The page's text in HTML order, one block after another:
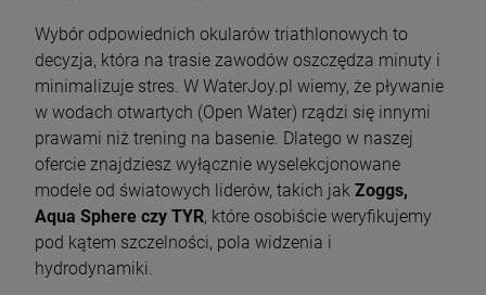
Wybór odpowiednich okularów triathlonowych to
decyzja, która na trasie zawodów oszczędza minuty i
minimalizuje stres. W WaterJoy.pl wiemy, że pływanie
w wodach otwartych (Open Water) rządzi się innymi
prawami niż trening na basenie. Dlatego w naszej
ofercie znajdziesz wyłącznie wyselekcjonowane
modele od światowych liderów, takich jak Zoggs,
Aqua Sphere czy TYR, które osobiście weryfikujemy
pod kątem szczelności, pola widzenia i
hydrodynamiki.